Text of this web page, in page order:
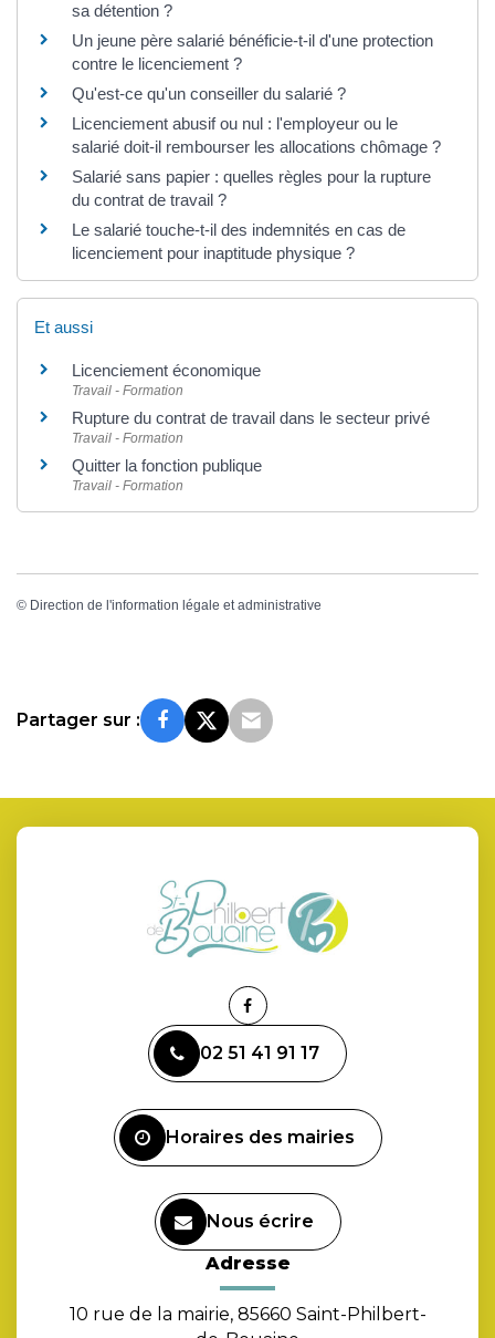
sa détention ?
Un jeune père salarié bénéficie-t-il d'une protection
contre le licenciement ?
Qu'est-ce qu'un conseiller du salarié ?
Licenciement abusif ou nul : l'employeur ou le
salarié doit-il rembourser les allocations chômage ?
Salarié sans papier : quelles règles pour la rupture
du contrat de travail ?
Le salarié touche-t-il des indemnités en cas de
licenciement pour inaptitude physique ?
Et aussi
Licenciement économique
Travail - Formation
Rupture du contrat de travail dans le secteur privé
Travail - Formation
Quitter la fonction publique
Travail - Formation
© Direction de l'information légale et administrative
Partager sur :
Lien
le
compte
02 51 41 91 17
Horaires des mairies
Nous écrire
Adresse
10 rue de la mairie, 85660 Saint-Philbert-